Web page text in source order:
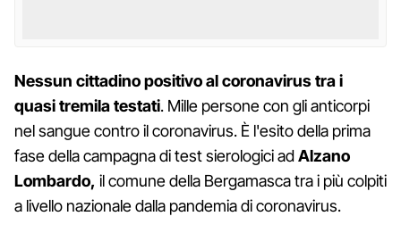
Nessun cittadino positivo al coronavirus tra i
quasi tremila testati. Mille persone con gli anticorpi
nel sangue contro il coronavirus. È l'esito della prima
fase della campagna di test sierologici adAlzano
Lombardo, il comune della Bergamasca tra i più colpiti
a livello nazionale dalla pandemia di coronavirus.